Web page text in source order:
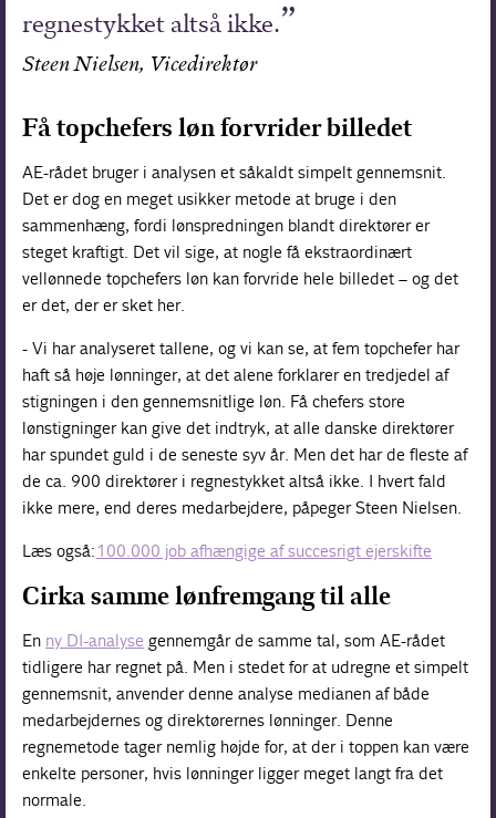
regnestykket altså ikke.
Steen Nielsen, Vicedirektør
Få topchefers løn forvrider billedet
AE-rådet bruger i analysen et såkaldt simpelt gennemsnit.
Det er dog en meget usikker metode at bruge i den
sammenhæng, fordi lønspredningen blandt direktører er
steget kraftigt. Det vil sige, at nogle få ekstraordinært
vellønnede topchefers løn kan forvride hele billedet – og det
er det, der er sket her.
- Vi har analyseret tallene, og vi kan se, at fem topchefer har
haft så høje lønninger, at det alene forklarer en tredjedel af
stigningen i den gennemsnitlige løn. Få chefers store
lønstigninger kan give det indtryk, at alle danske direktører
har spundet guld i de seneste syv år. Men det har de fleste af
de ca. 900 direktører i regnestykket altså ikke. I hvert fald
ikke mere, end deres medarbejdere, påpeger Steen Nielsen.
Læs også: 100.000 job afhængige af succesrigt ejerskifte
Cirka samme lønfremgang til alle
En ny DI-analyse gennemgår de samme tal, som AE-rådet
tidligere har regnet på. Men i stedet for at udregne et simpelt
gennemsnit, anvender denne analyse medianen af både
medarbejdernes og direktørernes lønninger. Denne
regnemetode tager nemlig højde for, at der i toppen kan være
enkelte personer, hvis lønninger ligger meget langt fra det
normale.